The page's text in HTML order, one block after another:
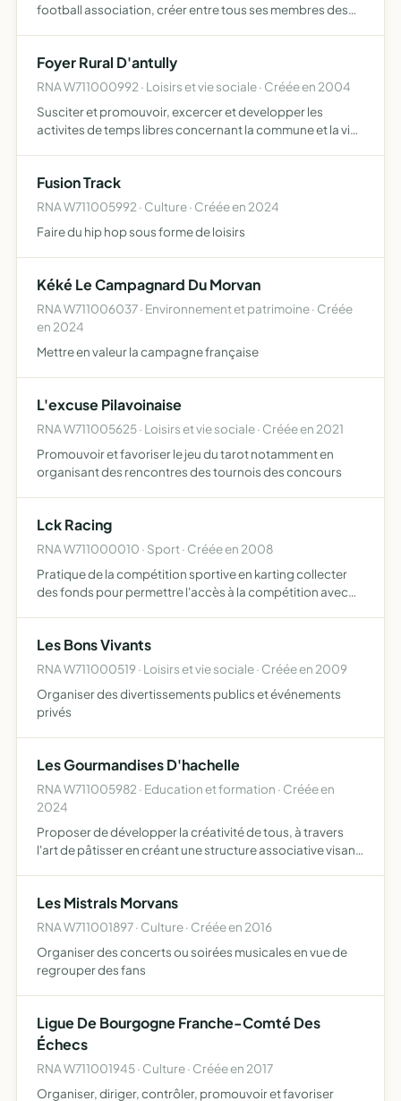
football association, créer entre tous ses membres des
Foyer Rural D'antully
RNA W711000992 · Loisirs et vie sociale · Créée en 2004
Susciter et promouvoir, excercer et developper les
activites de temps libres concernant la commune et la vie
Fusion Track
RNA W711005992 · Culture · Créée en 2024
Faire du hip hop sous forme de loisirs
Kéké Le Campagnard Du Morvan
RNA W711006037 · Environnement et patrimoine · Créée
en 2024
Mettre en valeur la campagne française
L'excuse Pilavoinaise
RNA W711005625 · Loisirs et vie sociale · Créée en 2021
Promouvoir et favoriser le jeu du tarot notamment en
organisant des rencontres des tournois des concours
Lck Racing
RNA W711000010 · Sport · Créée en 2008
Pratique de la compétition sportive en karting collecter
des fonds pour permettre l'accès à la compétition avec
participer …
Les Bons Vivants
RNA W711000519 · Loisirs et vie sociale · Créée en 2009
Organiser des divertissements publics et événements
privés
Les Gourmandises D'hachelle
RNA W711005982 · Education et formation · Créée en
2024
Proposer de développer la créativité de tous, à travers
l'art de pâtisser en créant une structure associative visant
Les Mistrals Morvans
RNA W711001897 · Culture · Créée en 2016
Organiser des concerts ou soirées musicales en vue de
regrouper des fans
Ligue De Bourgogne Franche-Comté Des
Échecs
RNA W711001945 · Culture · Créée en 2017
Organiser, diriger, contrôler, promouvoir et favoriser